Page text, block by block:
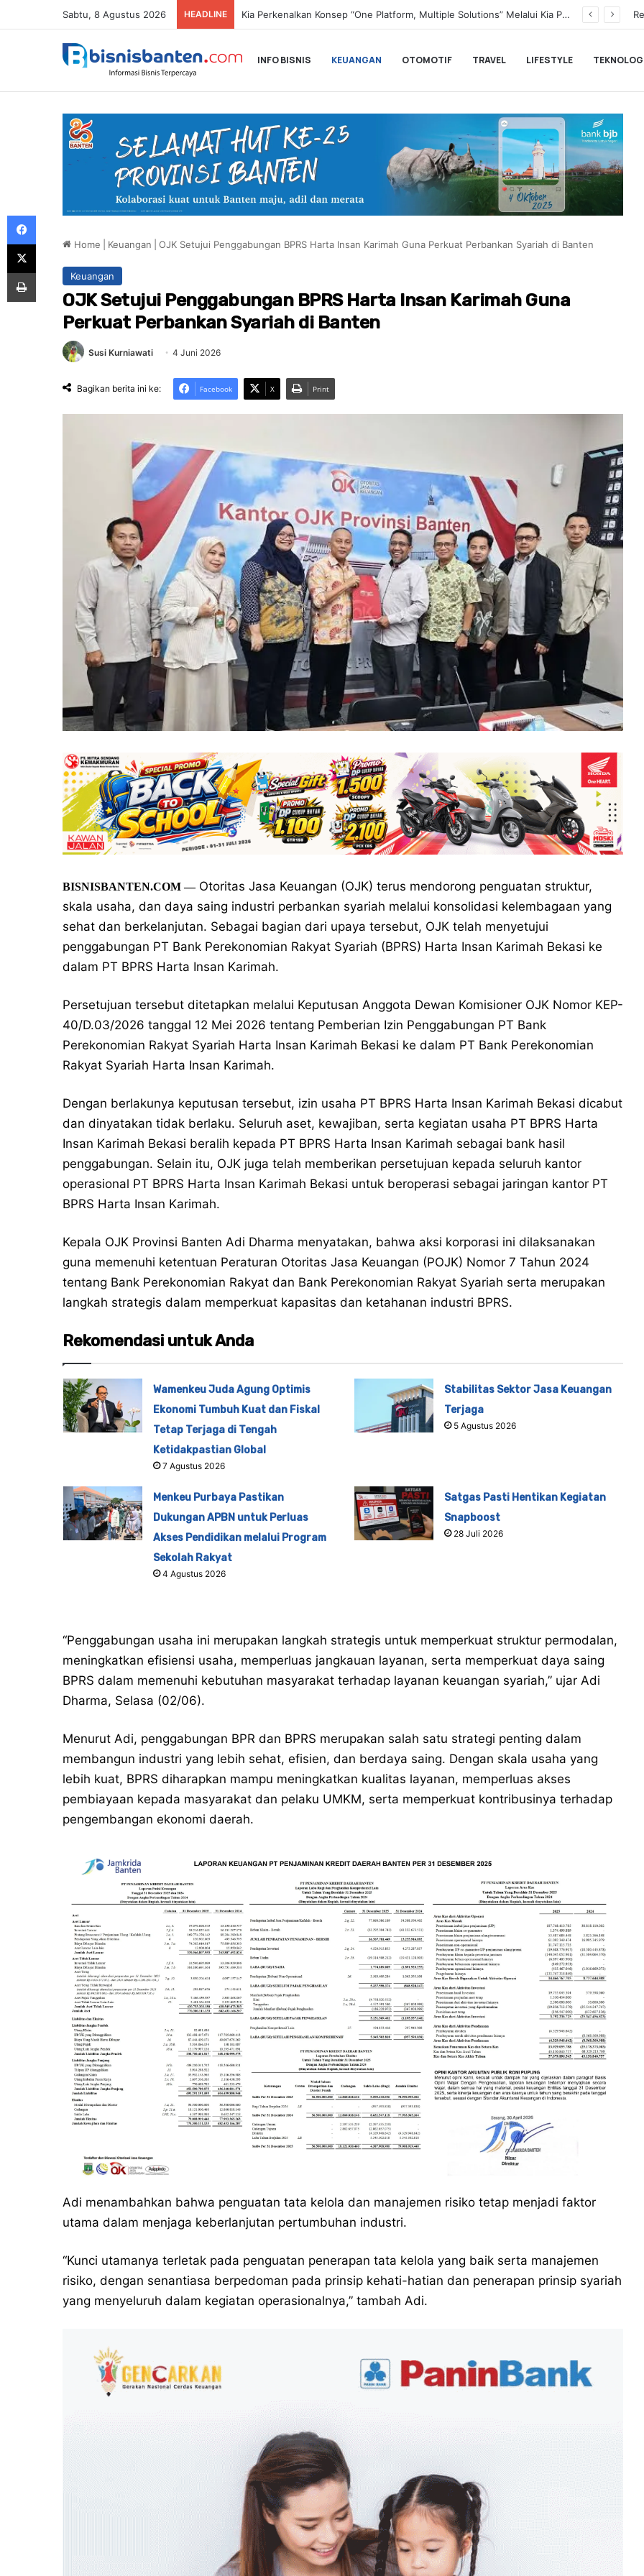
Sabtu, 8 Agustus 2026 HEADLINE Transformasi Digital Perkuat Layanan, Bank bjb Raih Lima Titanium Awards pada PRIMA Awards 2026
INFO BISNIS KEUANGAN OTOMOTIF TRAVEL LIFESTYLE
Home Keuangan OJK Setujui Penggabungan BPRS Harta Insan Karimah Guna Perkuat Perbankan Syariah di Banten
Keuangan
OJK Setujui Penggabungan BPRS Harta Insan Karimah Guna
Perkuat Perbankan Syariah di Banten
Susi Kurniawati 4 Juni 2026
Bagikan berita ini ke: Facebook X Print
BISNISBANTEN.COM—Otoritas Jasa Keuangan (OJK) terus mendorong penguatan struktur,
skala usaha, dan daya saing industri perbankan syariah melalui konsolidasi kelembagaan yang
sehat dan berkelanjutan. Sebagai bagian dari upaya tersebut, OJK telah menyetujui
penggabungan PT Bank Perekonomian Rakyat Syariah (BPRS) Harta Insan Karimah Bekasi ke
dalam PT BPRS Harta Insan Karimah.
Persetujuan tersebut ditetapkan melalui Keputusan Anggota Dewan Komisioner OJK Nomor KEP-
40/D.03/2026 tanggal 12 Mei 2026 tentang Pemberian Izin Penggabungan PT Bank
Perekonomian Rakyat Syariah Harta Insan Karimah Bekasi ke dalam PT Bank Perekonomian
Rakyat Syariah Harta Insan Karimah.
Dengan berlakunya keputusan tersebut, izin usaha PT BPRS Harta Insan Karimah Bekasi dicabut
dan dinyatakan tidak berlaku. Seluruh aset, kewajiban, serta kegiatan usaha PT BPRS Harta
Insan Karimah Bekasi beralih kepada PT BPRS Harta Insan Karimah sebagai bank hasil
penggabungan. Selain itu, OJK juga telah memberikan persetujuan kepada seluruh kantor
operasional PT BPRS Harta Insan Karimah Bekasi untuk beroperasi sebagai jaringan kantor PT
BPRS Harta Insan Karimah.
Kepala OJK Provinsi Banten Adi Dharma menyatakan, bahwa aksi korporasi ini dilaksanakan
guna memenuhi ketentuan Peraturan Otoritas Jasa Keuangan (POJK) Nomor 7 Tahun 2024
tentang Bank Perekonomian Rakyat dan Bank Perekonomian Rakyat Syariah serta merupakan
langkah strategis dalam memperkuat kapasitas dan ketahanan industri BPRS.
Rekomendasi untuk Anda
Wamenkeu Juda Agung Optimis
Ekonomi Tumbuh Kuat dan Fiskal
Tetap Terjaga di Tengah
Ketidakpastian Global
7 Agustus 2026
Stabilitas Sektor Jasa Keuangan
Terjaga
5 Agustus 2026
Menkeu Purbaya Pastikan
Dukungan APBN untuk Perluas
Akses Pendidikan melalui Program
Sekolah Rakyat
4 Agustus 2026
Satgas Pasti Hentikan Kegiatan
Snapboost
28 Juli 2026
“Penggabungan usaha ini merupakan langkah strategis untuk memperkuat struktur permodalan,
meningkatkan efisiensi usaha, memperluas jangkauan layanan, serta memperkuat daya saing
BPRS dalam memenuhi kebutuhan masyarakat terhadap layanan keuangan syariah,” ujar Adi
Dharma, Selasa (02/06).
Menurut Adi, penggabungan BPR dan BPRS merupakan salah satu strategi penting dalam
membangun industri yang lebih sehat, efisien, dan berdaya saing. Dengan skala usaha yang
lebih kuat, BPRS diharapkan mampu meningkatkan kualitas layanan, memperluas akses
pembiayaan kepada masyarakat dan pelaku UMKM, serta memperkuat kontribusinya terhadap
pengembangan ekonomi daerah.
Adi menambahkan bahwa penguatan tata kelola dan manajemen risiko tetap menjadi faktor
utama dalam menjaga keberlanjutan pertumbuhan industri.
“Kunci utamanya terletak pada penguatan penerapan tata kelola yang baik serta manajemen
risiko, dengan senantiasa berpedoman pada prinsip kehati-hatian dan penerapan prinsip syariah
yang menyeluruh dalam kegiatan operasionalnya,” tambah Adi.
Facebook